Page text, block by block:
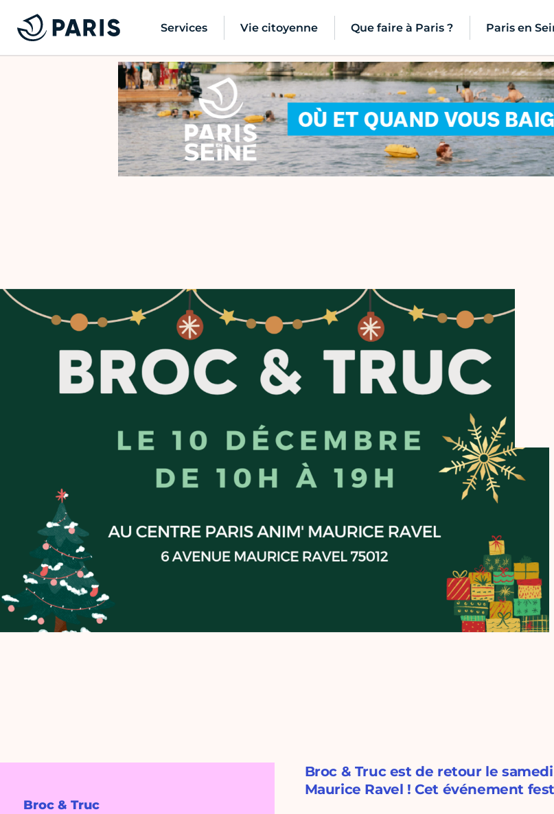
Services Vie citoyenne Que faire à Paris ? Paris en
Broc & Truc
Broc & Truc est de retour le
Maurice Ravel ! Cet événement